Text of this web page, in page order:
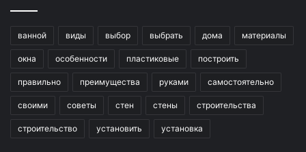
ванной виды выбор выбрать дома материалы
окна особенности пластиковые построить
правильно преимущества руками самостоятельно
своими советы стен стены строительства
строительство установить установка